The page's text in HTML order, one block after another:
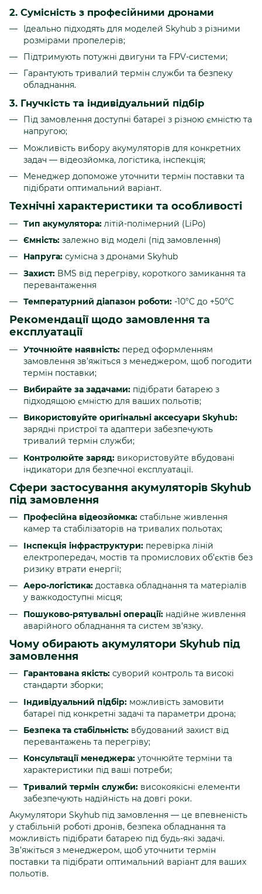
2. Сумісність з професійними дронами
Ідеально підходять для моделей Skyhub з різними
розмірами пропелерів;
Підтримують потужні двигуни та FPV-системи;
Гарантують тривалий термін служби та безпеку
обладнання.
3. Гнучкість та індивідуальний підбір
Під замовлення доступні батареї з різною ємністю та
напругою;
Можливість вибору акумуляторів для конкретних
задач — відеозйомка, логістика, інспекція;
Менеджер допоможе уточнити термін поставки та
підібрати оптимальний варіант.
Технічні характеристики та особливості
Тип акумулятора: літій-полімерний (LiPo)
Ємність: залежно від моделі (під замовлення)
Напруга: сумісна з дронами Skyhub
Захист: BMS від перегріву, короткого замикання та
перевантаження
Температурний діапазон роботи: -10°C до +50°C
Рекомендації щодо замовлення та
експлуатації
Уточнюйте наявність: перед оформленням
замовлення зв’яжіться з менеджером, щоб погодити
термін поставки;
Вибирайте за задачами: підібрати батарею з
підходящою ємністю для ваших польотів;
Використовуйте оригінальні аксесуари Skyhub:
зарядні пристрої та адаптери забезпечують
тривалий термін служби;
Контролюйте заряд: використовуйте вбудовані
індикатори для безпечної експлуатації.
Сфери застосування акумуляторів Skyhub
під замовлення
Професійна відеозйомка: стабільне живлення
камер та стабілізаторів на тривалих польотах;
Інспекція інфраструктури: перевірка ліній
електропередач, мостів та промислових об’єктів без
ризику втрати енергії;
Аеро-логістика: доставка обладнання та матеріалів
у важкодоступні місця;
Пошуково-рятувальні операції: надійне живлення
аварійного обладнання та систем зв’язку.
Чому обирають акумулятори Skyhub під
замовлення
Гарантована якість: суворий контроль та високі
стандарти зборки;
Індивідуальний підбір: можливість замовити
батареї під конкретні задачі та параметри дрона;
Безпека та стабільність: вбудований захист від
перевантажень та перегріву;
Консультації менеджера: уточнюйте терміни та
характеристики під ваші потреби;
Тривалий термін служби: високоякісні елементи
забезпечують надійність на довгі роки.
Акумулятори Skyhub під замовлення — це впевненість
у стабільній роботі дронів, безпека обладнання та
можливість підібрати батарею під будь-які задачі.
Зв’яжіться з менеджером, щоб уточнити термін
поставки та підібрати оптимальний варіант для ваших
польотів.